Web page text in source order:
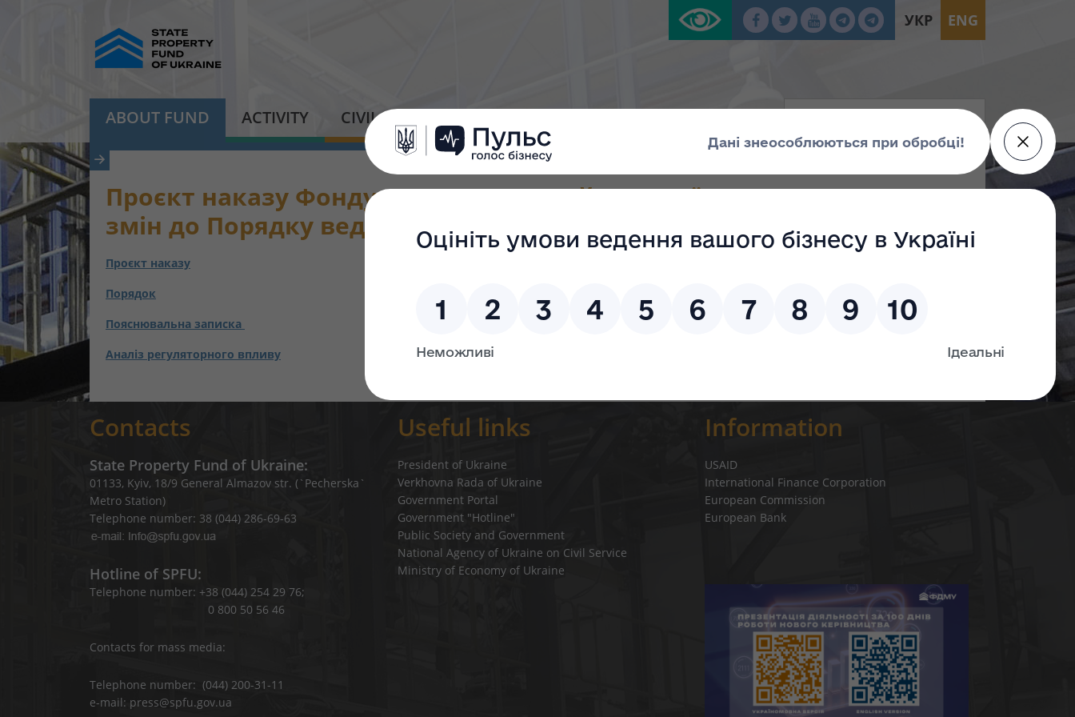
УКР ENG
ABOUT FUND ACTIVITY CIVIL PLATFORM
Проєкт наказу Фонду державного майна України «Про внесення
змін до Порядку ведення єдиної бази даних звітів про оцінку»
Проєкт наказу
Порядок
Пояснювальна записка
Аналіз регуляторного впливу
Contacts
State Property Fund of Ukraine:
01133, Kyiv, 18/9 General Almazov str. (`Pecherska`
Metro Station)
Telephone number: 38 (044) 286-69-63
Hotline of SPFU:
Telephone number: +38 (044) 254 29 76;
0 800 50 56 46
Contacts for mass media:
Telephone number: (044) 200-31-11
e-mail: press@spfu.gov.ua
Useful links
President of Ukraine
Verkhovna Rada of Ukraine
Government Portal
Government "Hotline"
Public Society and Government
National Agency of Ukraine on Civil Service
Ministry of Economy of Ukraine
Information
USAID
International Finance Corporation
European Commission
European Bank